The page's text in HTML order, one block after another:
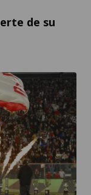
de su